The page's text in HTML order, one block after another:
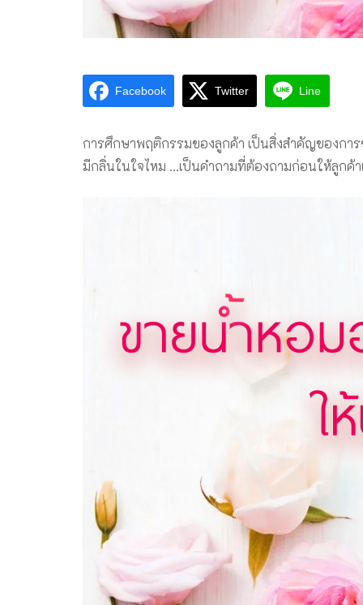
Facebook Twitter Line
การศึกษาพฤติกรรมของลูกค้า เป็นสิ่งสำคัญของกา
มีกลิ่นในใจไหม …เป็นคำถามที่ต้องถามก่อนให้ลูกค้